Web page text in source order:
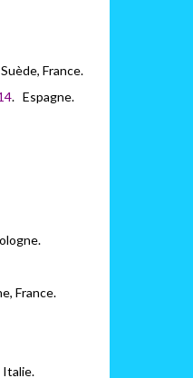
France.
. Espagne.
Pologne.
France.
Italie.